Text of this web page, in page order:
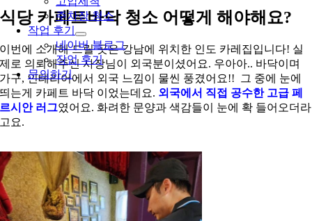
주차장 청소
작업 후기
네이버 블로그
작업 후기
문의하기
식당 카페트바닥 청소 어떻게 해야해요?
이번에 소개해 드릴 곳은 강남에 위치한 인도 카레집입니다! 실
제로 의뢰해주신 사장님이 외국분이셨어요. 우아아.. 바닥이며
가구, 인테리어에서 외국 느낌이 물씬 풍겼어요!! 그 중에 눈에
띄는게 카페트 바닥 이었는데요. 외국에서 직접 공수한 고급 페
르시안 러그였어요. 화려한 문양과 색감들이 눈에 확 들어오더라
고요.